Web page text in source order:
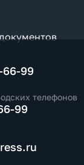
66-99
телефонов
99